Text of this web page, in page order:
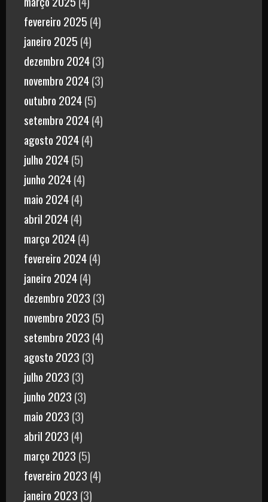
fevereiro 2025 (4)
janeiro 2025 (4)
dezembro 2024(3)
novembro 2024(3)
outubro 2024(5)
setembro 2024(4)
agosto 2024(4)
julho 2024(5)
junho 2024(4)
maio 2024(4)
abril 2024(4)
março 2024(4)
fevereiro 2024(4)
janeiro 2024(4)
dezembro 2023 (3)
novembro 2023 (5)
setembro 2023 (4)
agosto 2023 (3)
julho 2023 (3)
junho 2023 (3)
maio 2023 (3)
abril 2023 (4)
março 2023 (5)
fevereiro 2023 (4)
janeiro 2023 (3)